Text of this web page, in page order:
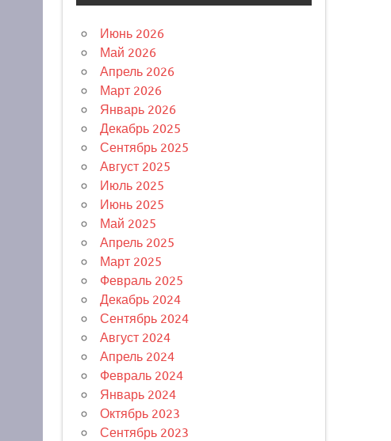
Июнь 2026
Май 2026
Апрель 2026
Март 2026
Январь 2026
Декабрь 2025
Сентябрь 2025
Август 2025
Июль 2025
Июнь 2025
Май 2025
Апрель 2025
Март 2025
Февраль 2025
Декабрь 2024
Сентябрь 2024
Август 2024
Апрель 2024
Февраль 2024
Январь 2024
Октябрь 2023
Сентябрь 2023